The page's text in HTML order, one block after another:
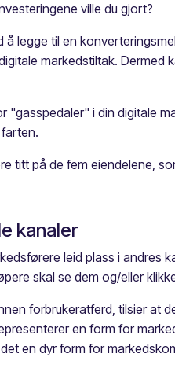
ville du gjort?
å legge til en
markedstiltak.
"gasspedaler" i din digitale
titt på de fem eiendelene,
kanaler
leid plass i andres
skal se dem og/eller
forbrukeratferd, tilsier at
en form for
en dyr form for